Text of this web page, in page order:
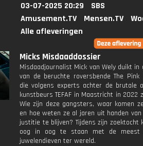
03-07-2025 20:29
SBS
Amusement.TV
Mensen.TV
Alle afleveringen
Micks Misdaaddossier
Misdaadjournalist Mick van Wely duikt in
van de beruchte roversbende The Pink
die volgens experts achter de brutale
kunstbeurs TEFAF in Maastricht in 2022
Wie zijn deze gangsters, waar komen
en hoe weten ze al jaren uit handen
justitie te blijven? Tijdens zijn zoektocht
oog in oog te staan met de meest
juwelendieven ter wereld.